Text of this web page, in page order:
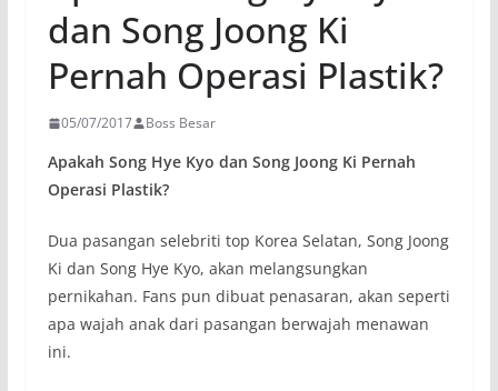
dan Song Joong Ki
Pernah Operasi Plastik?
05/07/2017 Boss Besar
Apakah Song Hye Kyo dan Song Joong Ki Pernah
Operasi Plastik?
Dua pasangan selebriti top Korea Selatan, Song Joong
Ki dan Song Hye Kyo, akan melangsungkan
pernikahan. Fans pun dibuat penasaran, akan seperti
apa wajah anak dari pasangan berwajah menawan
ini.